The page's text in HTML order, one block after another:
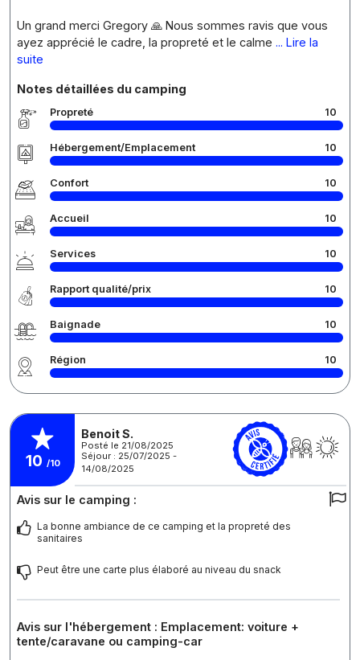
Un grand merci Gregory 🙏 Nous sommes ravis que vous
ayez apprécié le cadre, la propreté et le calme ... Lire la
suite
Notes détaillées du camping
Propreté 10
Hébergement/Emplacement 10
Confort 10
Accueil 10
Services 10
Rapport qualité/prix 10
Baignade 10
Région 10
10 /10
Benoit S.
Posté le 21/08/2025
Séjour : 25/07/2025 -
14/08/2025
Avis sur le camping :
La bonne ambiance de ce camping et la propreté des
sanitaires
Peut être une carte plus élaboré au niveau du snack
Avis sur l'hébergement : Emplacement: voiture +
tente/caravane ou camping-car